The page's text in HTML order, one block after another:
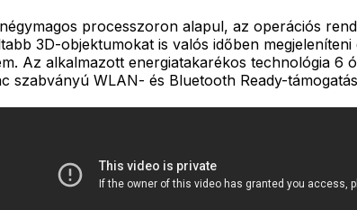
processzoron alapul, az operációs
3D-objektumokat is valós időben
Az alkalmazott energiatakarékos technológia 6
szabványú WLAN- és Bluetooth Ready-